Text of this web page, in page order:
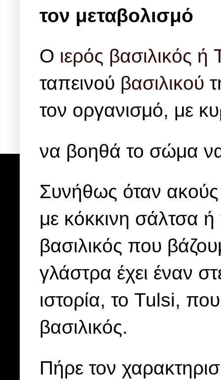
τον μεταβολισμό
O ιερός βασιλικός ή
ταπεινού βασιλικού
τον οργανισμό, με
να βοηθά το σώμα
Συνήθως όταν ακούς
με κόκκινη σάλτσα
βασιλικός που
γλάστρα έχει έναν
ιστορία, το Tulsi,
βασιλικός.
Πήρε τον